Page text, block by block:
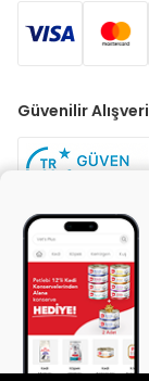
Güvenilir
PETLEBİ EVCİL
Mah. 1. Alaşar
7290599225 vergi